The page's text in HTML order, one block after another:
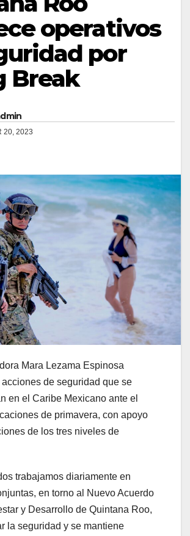
operativos
por
Break
20, 2023
Mara Lezama Espinosa
de seguridad que se
en el Caribe Mexicano ante el
de primavera, con apoyo
de los tres niveles de
trabajamos diariamente en
en torno al Nuevo Acuerdo
y Desarrollo de Quintana Roo,
la seguridad y se mantiene